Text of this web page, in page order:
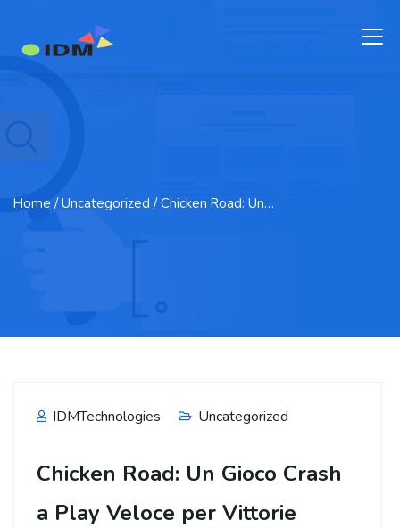
Home / Uncategorized / Chicken Road: Un…
IDMTechnologies Uncategorized
Chicken Road: Un Gioco Crash
a Play Veloce per Vittorie